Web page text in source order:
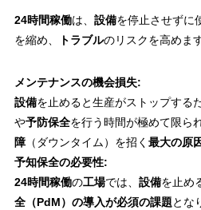
24時間稼働は、 設備を停止させずに
を縮め、
トラブルのリスクを高めます
メンテナンスの機会損失:
設備を止めると生産がストップするた
や予防保全を行う時間が極めて限ら
障（ダウンタイム）を招く 最大の原
予知保全の必要性:
24時間稼働の工場では、 設備を止め
全（PdM）の導入が必須の課題とな